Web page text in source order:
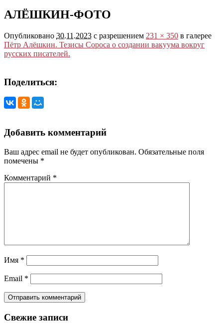
АЛЁШКИН-ФОТО
Опубликовано 30.11.2023 с разрешением 231 × 350 в галерее
Пётр Алёшкин. Тезисы Сороса о создании вакуума вокруг
русских писателей.
Поделиться:
Добавить комментарий
Ваш адрес email не будет опубликован. Обязательные поля
помечены *
Комментарий *
Имя *
Email *
Свежие записи